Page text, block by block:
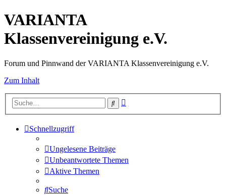
VARIANTA
Klassenvereinigung e.V.
Forum und Pinnwand der VARIANTA Klassenvereinigung e.V.
Zum Inhalt
Suche
Schnellzugriff
Ungelesene Beiträge
Unbeantwortete Themen
Aktive Themen
Suche